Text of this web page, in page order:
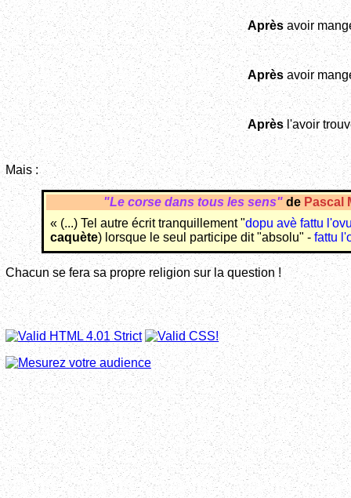
Aprèsavoir
Aprèsavoir
Aprèsl'avoir
Mais :
"Le corse dans tous les sens" de Pascal
« (...) Tel autre écrit tranquillement "dopu avè fattu
caquète) lorsque le seul participe dit "absolu" - fattu
Chacun se fera sa propre religion sur la question !